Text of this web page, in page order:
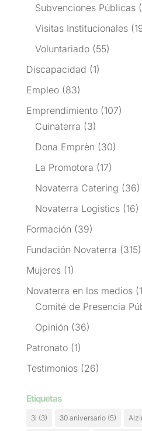
Subvenciones Públicas
Visitas Institucionales
Voluntariado(55)
Discapacidad (1)
Empleo(83)
Emprendimiento(107)
Cuinaterra (3)
Dona Emprèn (30)
La Promotora (17)
Novaterra Catering (36)
Novaterra Logistics(16)
Formación (39)
Fundación Novaterra (315)
Mujeres(1)
Novaterra en los medios
Comité de Presencia
Opinión (36)
Patronato(1)
Testimonios(26)
Etiquetas
3i (3) 30 aniversario(5)